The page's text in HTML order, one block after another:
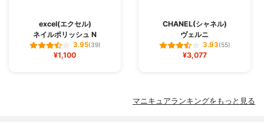
excel(エクセル)
ネイルポリッシュ N
3.95(39)
¥1,100
CHANEL(シャネル)
ヴェルニ
3.93(55)
¥3,077
マニキュアランキングをもっと見る